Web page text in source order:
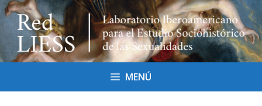
Saltar
contenido
MENÚ